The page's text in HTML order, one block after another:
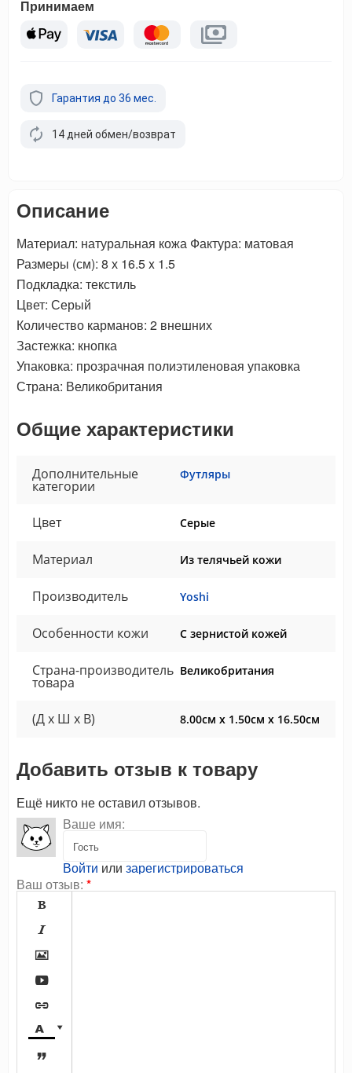
Принимаем
Гарантия до 36 мес.
14 дней обмен/возврат
Описание
Материал: натуральная кожа Фактура: матовая
Размеры (см): 8 х 16.5 x 1.5
Подкладка: текстиль
Цвет: Серый
Количество карманов: 2 внешних
Застежка: кнопка
Упаковка: прозрачная полиэтиленовая упаковка
Страна: Великобритания
Общие характеристики
Дополнительные
категории
Футляры
Цвет Серые
Материал Из телячьей кожи
Производитель Yoshi
Особенности кожи С зернистой кожей
Страна-производитель
товара
Великобритания
(Д x Ш x В) 8.00см x 1.50см x 16.50см
Добавить отзыв к товару
Ещё никто не оставил отзывов.
Ваше имя:
Войти или зарегистрироваться
Ваш отзыв: *







